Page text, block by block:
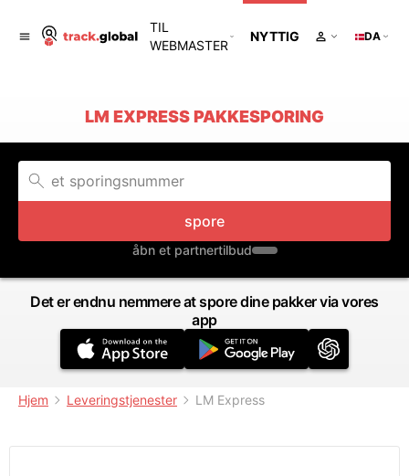
TIL
WEBMASTER
NYTTIG DA
LM EXPRESS PAKKESPORING
spore
åbn et partnertilbud
Det er endnu nemmere at spore dine pakker via vores
app
Hjem Leveringstjenester LM Express